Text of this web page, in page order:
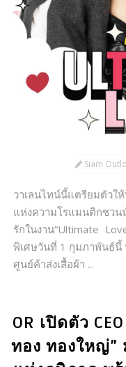
Siam
วาเลนไทน์นี้แตรียมตัวใ
แห่งความโรแมนติกชว
รักในงาน“Ultimate
พิเศษวันที่ 1 กุมภาพันธ์นี้
ศูนย์ค้าส่งเสื้อผ้า ...
OR เปิดตัว
ทอง ทองใหญ่”